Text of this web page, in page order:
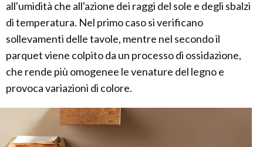
all'umidità che all'azione dei raggi del sole e degli sbalzi
di temperatura. Nel primo caso si verificano
sollevamenti delle tavole, mentre nel secondo il
parquet viene colpito da un processo di ossidazione,
che rende più omogenee le venature del legno e
provoca variazioni di colore.